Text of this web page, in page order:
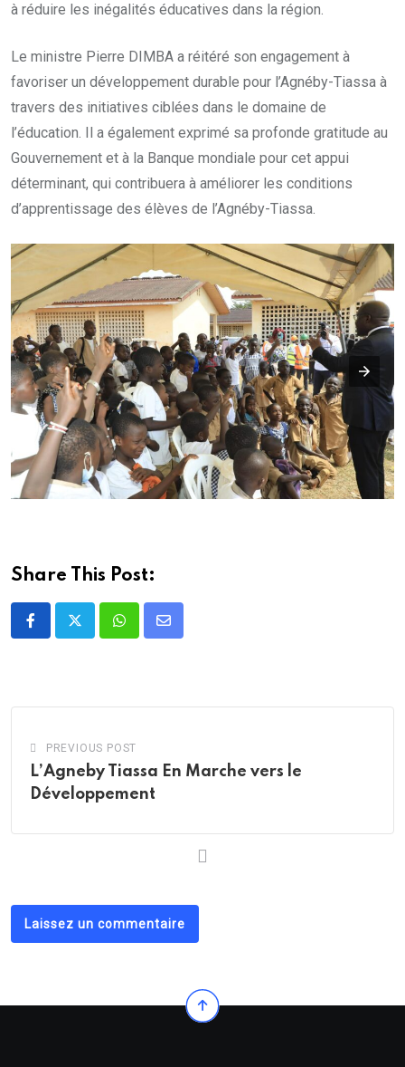
à réduire les inégalités éducatives dans la région.
Le ministre Pierre DIMBA a réitéré son engagement à
favoriser un développement durable pour l’Agnéby-Tiassa à
travers des initiatives ciblées dans le domaine de
l’éducation. Il a également exprimé sa profonde gratitude au
Gouvernement et à la Banque mondiale pour cet appui
déterminant, qui contribuera à améliorer les conditions
d’apprentissage des élèves de l’Agnéby-Tiassa.
Share This Post:
WhatsappShare
PREVIOUS POST
L’Agneby Tiassa En Marche vers le
Développement
Laissez un commentaire